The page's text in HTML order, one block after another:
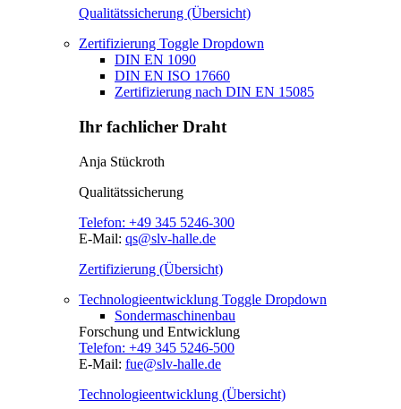
Qualitätssicherung (Übersicht)
Zertifizierung Toggle Dropdown
DIN EN 1090
DIN EN ISO 17660
Zertifizierung nach DIN EN 15085
Ihr fachlicher Draht
Anja Stückroth
Qualitätssicherung
Telefon: +49 345 5246-300
E-Mail: qs@slv-halle.de
Zertifizierung (Übersicht)
Technologieentwicklung Toggle Dropdown
Sondermaschinenbau
Forschung und Entwicklung
Telefon: +49 345 5246-500
E-Mail: fue@slv-halle.de
Technologieentwicklung (Übersicht)